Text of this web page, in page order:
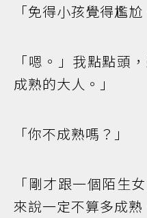
「免得小孩覺得尷尬
「嗯。」我點點頭
成熟的大人。」
「你不成熟嗎？」
「剛才跟一個陌生
來說一定不算多成熟